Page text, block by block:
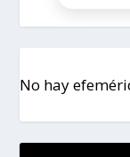
No hay